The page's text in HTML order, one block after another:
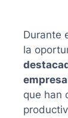
Durante
la
que han